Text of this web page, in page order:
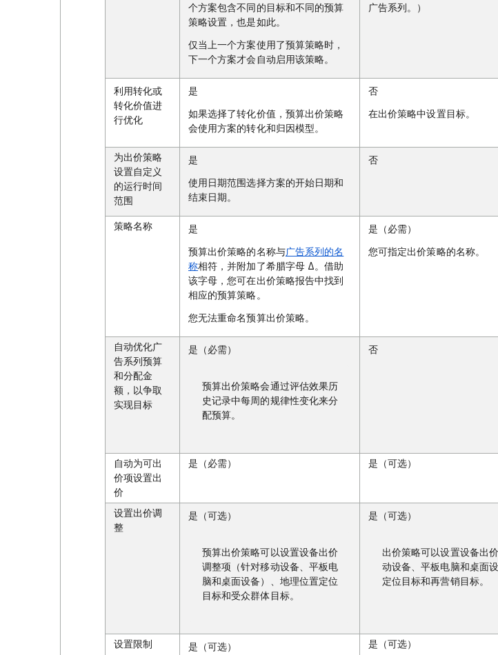
个方案包含不同的目标和不同的预算
策略设置，也是如此。
仅当上一个方案使用了预算策略时，
下一个方案才会自动启用该策略。
广告系列。）
利用转化或
转化价值进
行优化
是
如果选择了转化价值，预算出价策略
会使用方案的转化和归因模型。
否
在出价策略中设置目标。
为出价策略
设置自定义
的运行时间
范围
是
使用日期范围选择方案的开始日期和
结束日期。
否
策略名称
是
预算出价策略的名称与广告系列的名
称相符，并附加了希腊字母 Δ。借助
该字母，您可在出价策略报告中找到
相应的预算策略。
您无法重命名预算出价策略。
是（必需）
您可指定出价策略的名称。
自动优化广
告系列预算
和分配金
额，以争取
实现目标
是（必需）
预算出价策略会通过评估效果历
史记录中每周的规律性变化来分
配预算。
否
自动为可出
价项设置出
价
是（必需） 是（可选）
设置出价调
整
是（可选）
预算出价策略可以设置设备出价
调整项（针对移动设备、平板电
脑和桌面设备）、地理位置定位
目标和受众群体目标。
是（可选）
出价策略可以设置设备出
动设备、平板电脑和桌面
定位目标和再营销目标。
设置限制 是（可选） 是（可选）